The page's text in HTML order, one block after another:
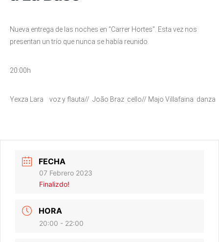
Nueva entrega de las noches en “Carrer Hortes”. Esta vez nos
presentan un trío que nunca se había reunido.
20:00h
Yexza Lara voz y flauta// João Braz cello// Majo Villafaina danza
FECHA
07 Febrero 2023
Finalizdo!
HORA
20:00 - 22:00